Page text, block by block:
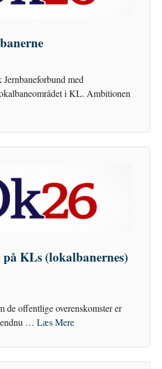
med
i KL. Ambitionen
KLs (lokalbanernes)
de offentlige overenskomster er
… Læs Mere